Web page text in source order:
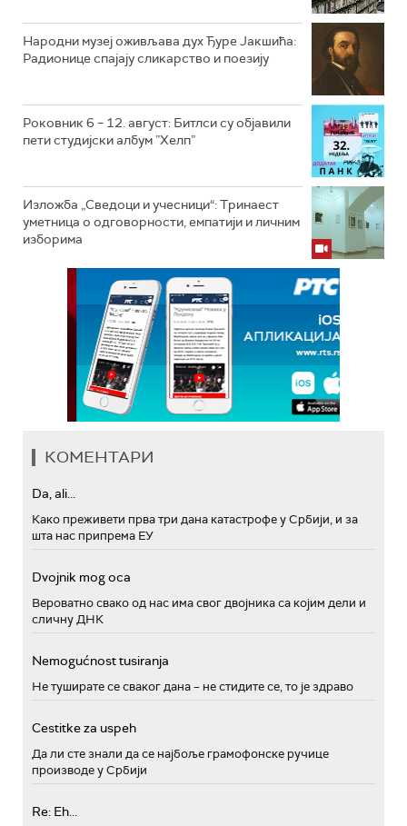
Народни музеј оживљава дух Ђуре Јакшића:
Радионице спајају сликарство и поезију
Роковник 6 – 12. август: Битлси су објавили
пети студијски албум ”Хелп”
Изложба „Сведоци и учесници“: Тринаест
уметница о одговорности, емпатији и личним
изборима
КОМЕНТАРИ
Da, ali...
Како преживети прва три дана катастрофе у Србији, и за
шта нас припрема ЕУ
Dvojnik mog oca
Вероватно свако од нас има свог двојника са којим дели и
сличну ДНК
Nemogućnost tusiranja
Не туширате се сваког дана – не стидите се, то је здраво
Cestitke za uspeh
Да ли сте знали да се најбоље грамофонске ручице
производе у Србији
Re: Eh...